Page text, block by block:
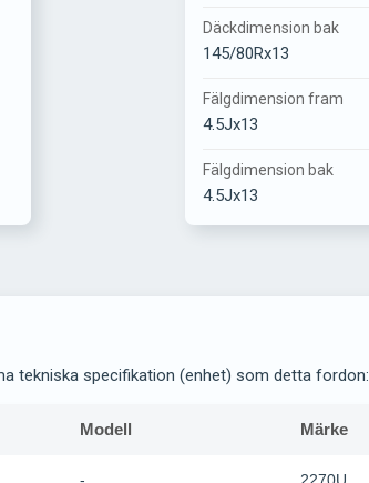
Däckdimension bak
145/80Rx13
Fälgdimension fram
4.5Jx13
Fälgdimension bak
4.5Jx13
tekniska specifikation (enhet) som detta fordon:
Modell Märke